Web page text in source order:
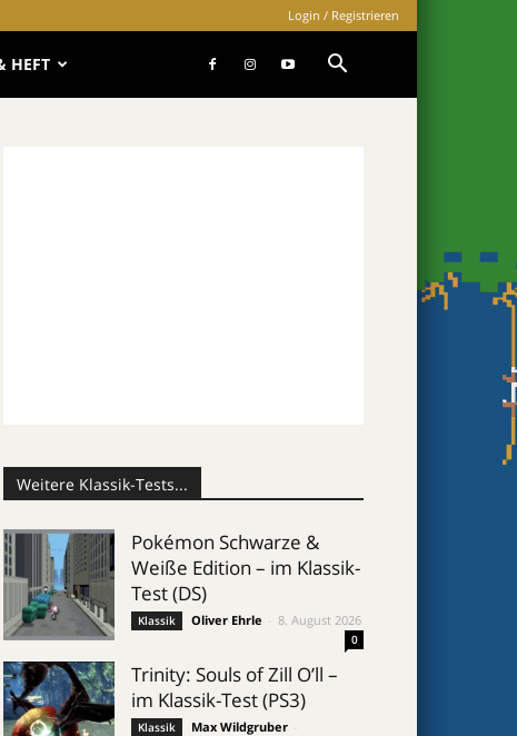
Login / Registrieren
HEFT
Weitere Klassik-Tests...
Pokémon Schwarze &
Weiße Edition – im Klassik-
Test (DS)
Klassik Oliver Ehrle 8. August 2026
0
Trinity: Souls of Zill O’ll –
im Klassik-Test (PS3)
Klassik Max Wildgruber